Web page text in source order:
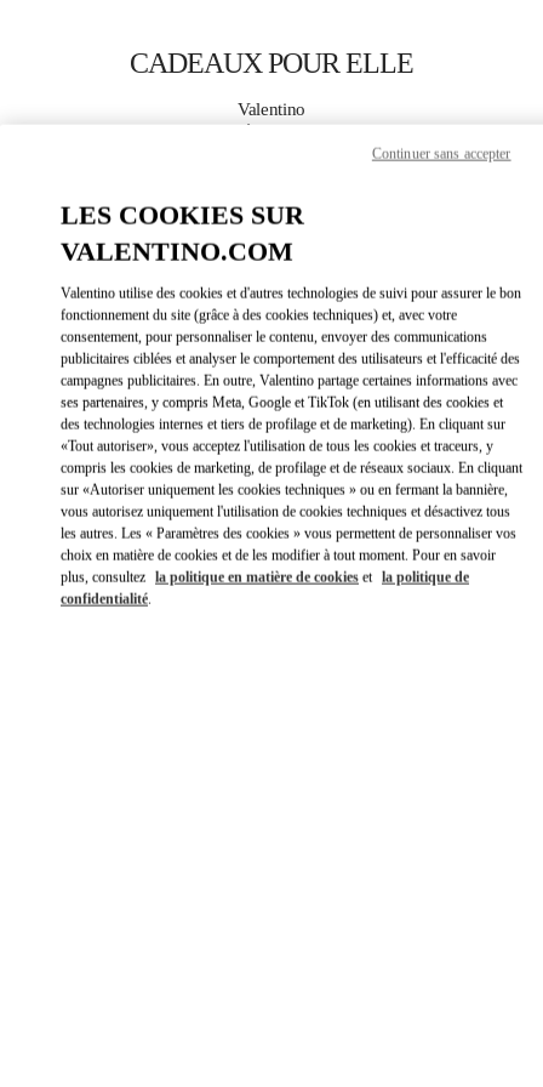
CADEAUX POUR ELLE
Valentino
La Isla Cancún Shopping Village
PLUS DE DÉTAILS
OBTENIR DES DIRECTIONSLINK
Link Opens in New Tab
LES COOKIES SUR
VALENTINO.COM
Valentino utilise des cookies et d'autres technologies de suivi pour assurer le bon
fonctionnement du site (grâce à des cookies techniques) et, avec votre
consentement, pour personnaliser le contenu, envoyer des communications
publicitaires ciblées et analyser le comportement des utilisateurs et l'efficacité des
campagnes publicitaires. En outre, Valentino partage certaines informations avec
ses partenaires, y compris Meta, Google et TikTok (en utilisant des cookies et
des technologies internes et tiers de profilage et de marketing). En cliquant sur
«Tout autoriser», vous acceptez l'utilisation de tous les cookies et traceurs, y
compris les cookies de marketing, de profilage et de réseaux sociaux. En cliquant
sur «Autoriser uniquement les cookies techniques » ou en fermant la bannière,
vous autorisez uniquement l'utilisation de cookies techniques et désactivez tous
les autres. Les « Paramètres des cookies » vous permettent de personnaliser vos
choix en matière de cookies et de les modifier à tout moment. Pour en savoir
plus, consultez la politique en matière de cookies et la politique de
confidentialité.
Continuer sans accepter